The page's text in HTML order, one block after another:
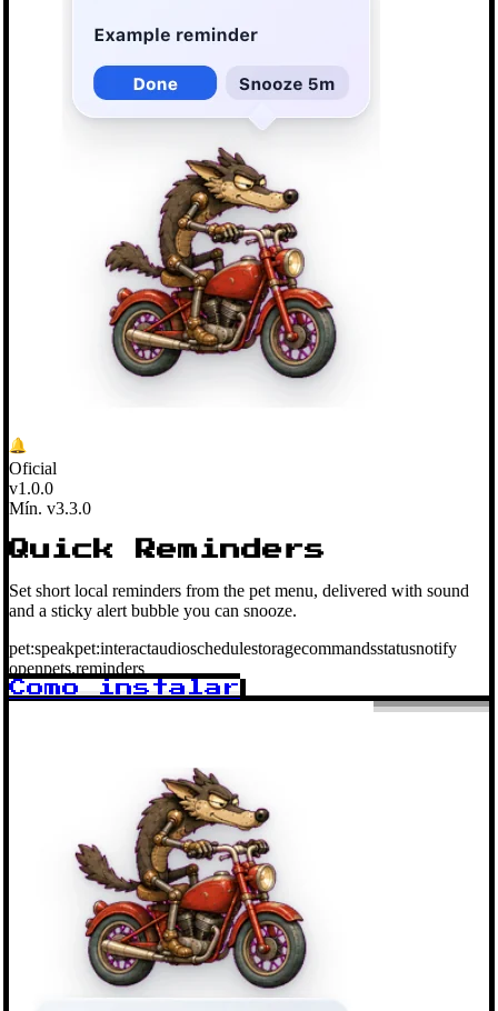
Oficial
v1.0.0
Mín. v3.3.0
Quick Reminders
Set short local reminders from the pet menu, delivered with sound
and a sticky alert bubble you can snooze.
pet:speakpet:interactaudioschedulestoragecommandsstatusnotify
openpets.reminders
Como instalar